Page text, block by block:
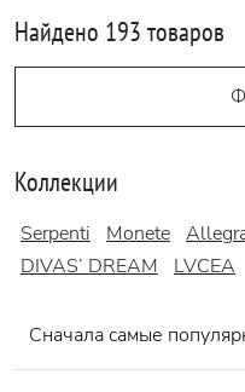
Найдено 193 товаров
Коллекции
Serpenti Monete
DIVAS’ DREAM
LVCEA
Сначала самые